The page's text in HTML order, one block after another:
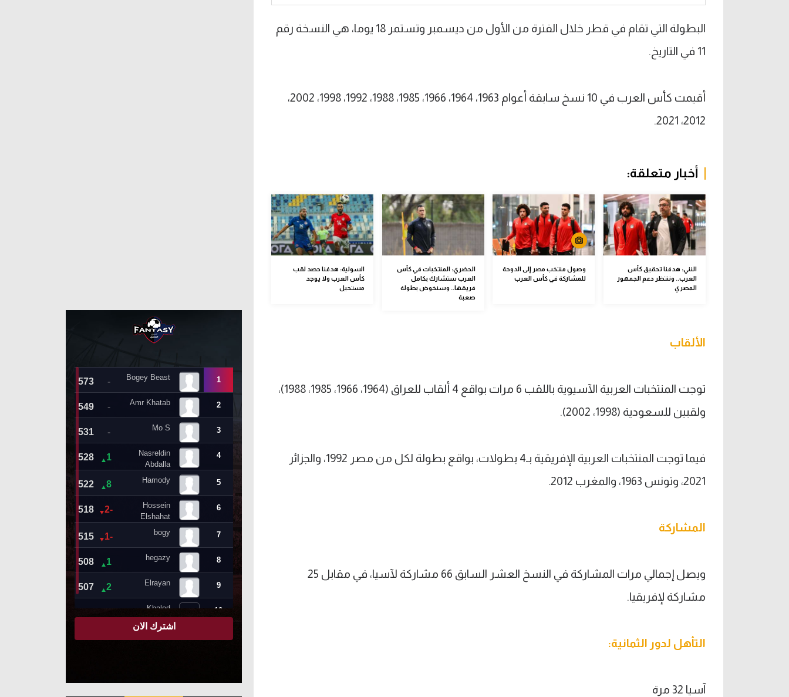
البطولة التي تقام في قطر خلال الفترة من الأول من ديسمبر وتستمر 18 يوما، هي النسخة رقم
11 في التاريخ.
أقيمت كأس العرب في 10 نسخ سابقة أعوام 1963، 1964، 1966، 1985، 1988، 1992، 1998، 2002،
2012، 2021.
أخبار متعلقة:
النني: هدفنا تحقيق كأس
العرب.. وننتظر دعم الجمهور
المصري
وصول منتخب مصر إلى الدوحة
للمشاركة في كأس العرب
الحضري: المنتخبات في كأس
العرب ستشارك بكامل
فريقها.. وسنخوض بطولة
صعبة
السولية: هدفنا حصد لقب
كأس العرب ولا يوجد
مستحيل
الألقاب
توجت المنتخبات العربية الآسيوية باللقب 6 مرات بواقع 4 ألقاب للعراق (1964، 1966، 1985، 1988)،
ولقبين للسعودية (1998، 2002).
فيما توجت المنتخبات العربية الإفريقية بـ4 بطولات، بواقع بطولة لكل من مصر 1992، والجزائر
2021، وتونس 1963، والمغرب 2012.
المشاركة
ويصل إجمالي مرات المشاركة في النسخ العشر السابق 66 مشاركة لآسيا، في مقابل 25
مشاركة لإفريقيا.
التأهل لدور الثمانية:
آسيا 32 مرة